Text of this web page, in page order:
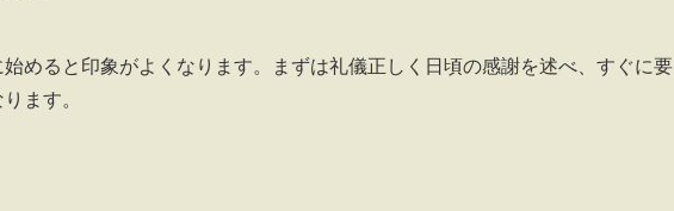
めると印象がよくなります。まずは礼儀正しく日頃の感謝を述べ、すぐに要
ます。